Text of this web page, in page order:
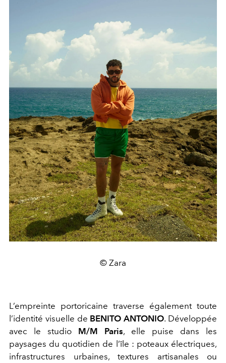
© Zara
L’empreinte portoricaine traverse également toute
l’identité visuelle de BENITO ANTONIO. Développée
avec le studio M/M Paris, elle puise dans les
paysages du quotidien de l’île : poteaux électriques,
infrastructures urbaines, textures artisanales ou